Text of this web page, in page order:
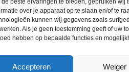
de beste ervaringen te bieden, gebruiken wij
over je apparaat op te slaan en/of te
kunnen wij gegevens zoals
Als je geen toestemming geeft of uw
hebben op bepaalde functies en
Accepteren Weiger